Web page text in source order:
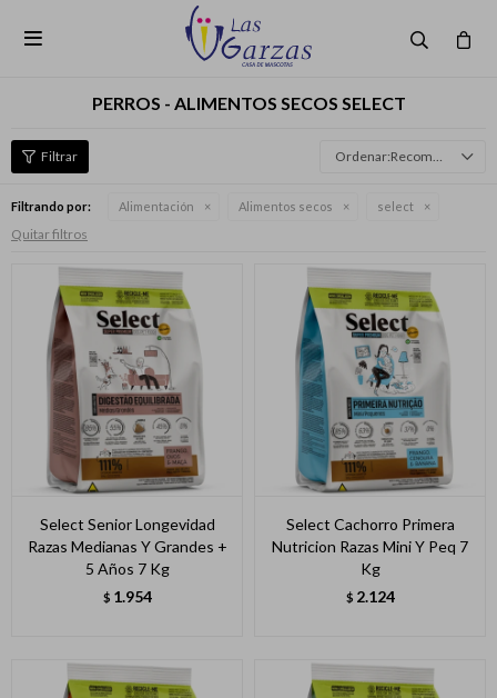

PERROS - ALIMENTOS SECOS SELECT
Recomendados
Filtrando por: Alimentación Alimentos secos select
Quitar filtros
Select Senior Longevidad
Razas Medianas Y Grandes +
5 Años 7 Kg
$ 1.954
Select Cachorro Primera
Nutricion Razas Mini Y Peq 7
Kg
$ 2.124